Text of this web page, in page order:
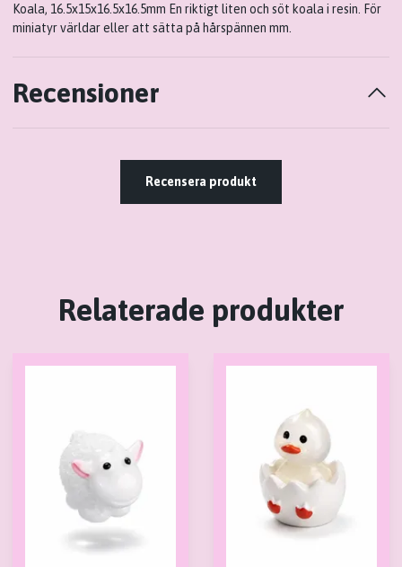
Koala, 16.5x15x16.5x16.5mm En riktigt liten och söt koala i resin. För
miniatyr världar eller att sätta på hårspännen mm.
Recensioner
Recensera produkt
Relaterade produkter